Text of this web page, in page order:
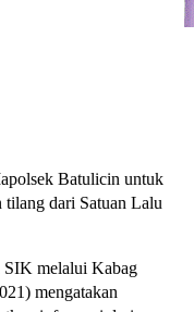
Batulicin untuk
dari Satuan Lalu
SIK melalui Kabag
mengatakan